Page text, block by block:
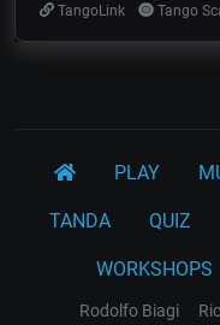
TangoLink
Tango
PLAY
TANDA QUIZ
WORKSHOPS
Rodolfo Biagi